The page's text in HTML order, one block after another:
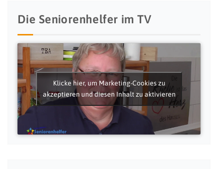
Die Seniorenhelfer im TV
Klicke hier, um Marketing-Cookies zu
akzeptieren und diesen Inhalt zu aktivieren